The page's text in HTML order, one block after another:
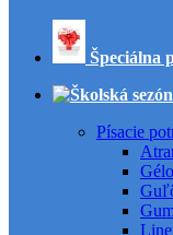
Špeciálna
Písacie